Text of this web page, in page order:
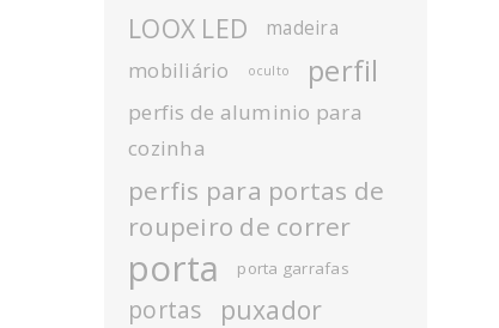
LOOX LED madeira
mobiliário oculto perfil
perfis de aluminio para
cozinha
perfis para portas de
roupeiro de correr
porta porta garrafas
portas puxador